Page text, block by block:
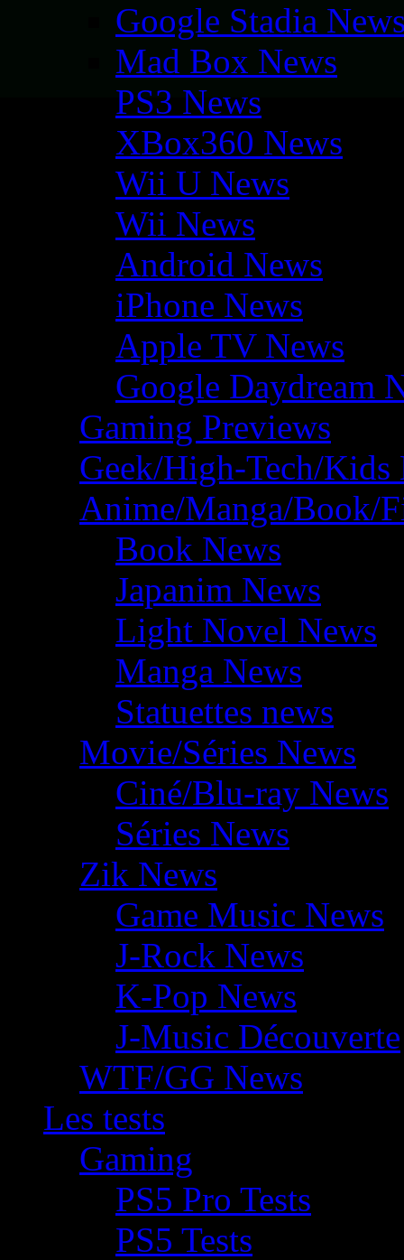
Google Stadia
Mad Box News
PS3 News
XBox360 News
Wii U News
Wii News
Android News
iPhone News
Apple TV News
Google Daydream
Gaming Previews
Geek/High-Tech/Kids
Anime/Manga/Book/
Book News
Japanim News
Light Novel News
Manga News
Statuettes news
Movie/Séries News
Ciné/Blu-ray News
Séries News
Zik News
Game Music News
J-Rock News
K-Pop News
J-Music Découverte
WTF/GG News
Les tests
Gaming
PS5 Pro Tests
PS5 Tests